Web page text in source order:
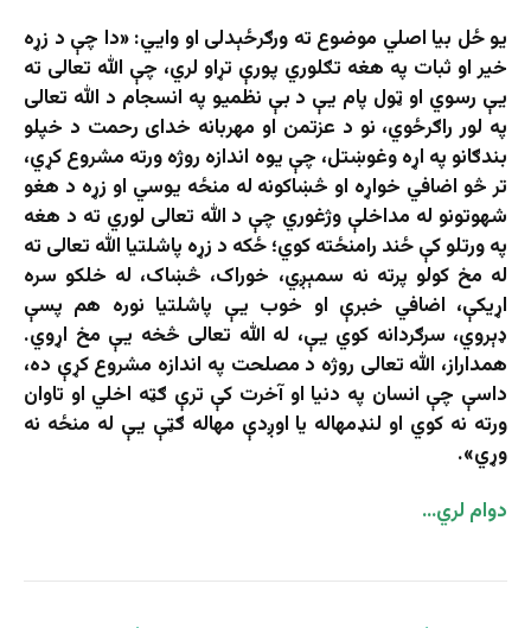
یو ځل بیا اصلي موضوع ته ورګرځېدلی او وايي: «دا چې د زړه
خیر او ثبات په هغه تګلوري پورې تړاو لري، چې الله تعالی ته
یې رسوي او ټول پام یې د بې نظمیو په انسجام د الله تعالی
په لور راګرځوي، نو د عزتمن او مهربانه خدای رحمت د خپلو
بندګانو په اړه وغوښتل، چې یوه اندازه روژه ورته مشروع کړي،
تر څو اضافي خواړه او څښاکونه له منځه یوسي او زړه د هغو
شهوتونو له مداخلې وژغوري چې د الله تعالی لوري ته د هغه
په ورتلو کې ځند رامنځته کوي؛ ځکه د زړه پاشلتیا الله تعالی ته
له مخ کولو پرته نه سمېږي، خوراک، څښاک، له خلکو سره
اړیکې، اضافي خبرې او خوب یې پاشلتیا نوره هم پسې
ډېروي، سرګردانه کوي یې، له الله تعالی څخه یې مخ اړوي.
همداراز، الله تعالی روژه د مصلحت په اندازه مشروع کړې ده،
داسې چې انسان په دنیا او آخرت کې ترې ګټه اخلي او تاوان
ورته نه کوي او لنډمهاله یا اوږدې مهاله ګټې یې له منځه نه
وړي».
دوام لري…